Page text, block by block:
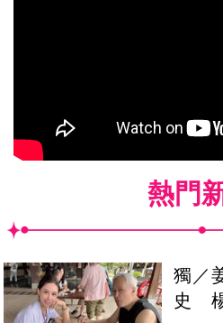
熱門
獨／
史